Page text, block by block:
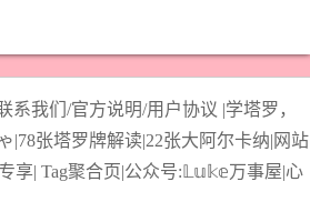
意思 #权杖八意思 #权杖六意思
#死神牌意思 #皇后牌意思
思 #隐士牌意思 #高塔牌意思
思
系我们/官方说明/用户协议 |学塔罗，
|78张塔罗牌解读|22张大阿尔卡纳| 网站
享| Tag聚合页|公众号:𝕃𝕦𝕜𝕖万事屋|心